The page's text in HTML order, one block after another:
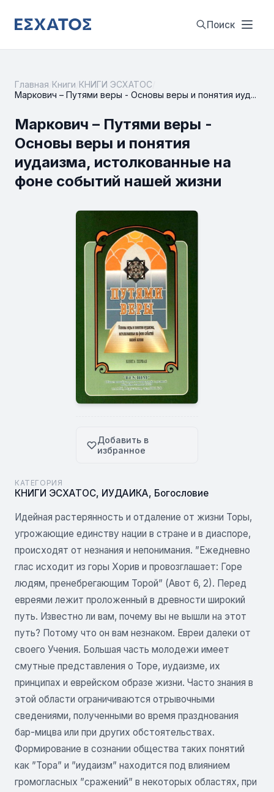
Поиск
Главная Книги КНИГИ ЭСХАТОС
Маркович – Путями веры - Основы веры и понятия иуд...
Маркович – Путями веры -
Основы веры и понятия
иудаизма, истолкованные на
фоне событий нашей жизни
Добавить в
избранное
КАТЕГОРИЯ
КНИГИ ЭСХАТОС, ИУДАИКА, Богословие
Идейная растерянность и отдаление от жизни Торы,
угрожающие единству нации в стране и в диаспоре,
происходят от незнания и непонимания. ”Ежедневно
глас исходит из горы Хорив и провозглашает: Горе
людям, пренебрегающим Торой” (Авот 6, 2). Перед
евреями лежит проложенный в древности широкий
путь. Известно ли вам, почему вы не вышли на этот
путь? Потому что он вам незнаком. Евреи далеки от
своего Учения. Большая часть молодежи имеет
смутные представления о Торе, иудаизме, их
принципах и еврейском образе жизни. Часто знания в
этой области ограничиваются отрывочными
сведениями, полученными во время празднования
бар-мицва или при других обстоятельствах.
Формирование в сознании общества таких понятий
как ”Тора” и ”иудаизм” находится под влиянием
громогласных ”сражений” в некоторых областях, при